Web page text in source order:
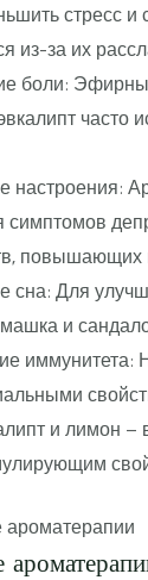
стресс
из-за их
боли:
часто
повышающих
сна: Для
и
иммунитета:
и лимон –